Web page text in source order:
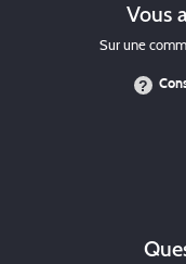
Vous
Sur une